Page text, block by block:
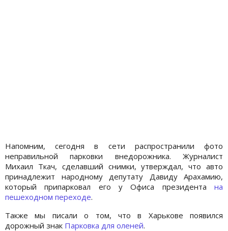
Напомним, сегодня в сети распространили фото
неправильной парковки внедорожника. Журналист
Михаил Ткач, сделавший снимки, утверждал, что авто
принадлежит народному депутату Давиду Арахамию,
который припарковал его у Офиса президента на
пешеходном переходе.
Также мы писали о том, что в Харькове появился
дорожный знак Парковка для оленей.